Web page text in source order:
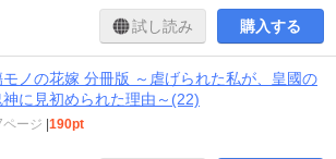
試し読み 購入する
モノの花嫁 分冊版 ～虐げられた私が、皇國の
神に見初められた理由～(22)
ページ 190pt